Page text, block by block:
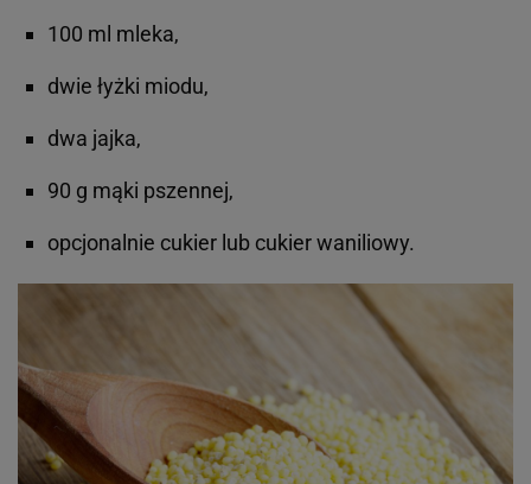
100 ml mleka,
dwie łyżki miodu,
dwa jajka,
90 g mąki pszennej,
opcjonalnie cukier lub cukier waniliowy.